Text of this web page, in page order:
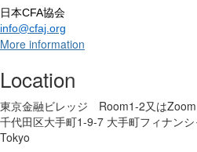
日本CFA協会
info@cfaj.org
More information
Location
東京金融ビレッジ Room1-2又はZoom
千代田区大手町1-9-7 大手町フィナン
Tokyo